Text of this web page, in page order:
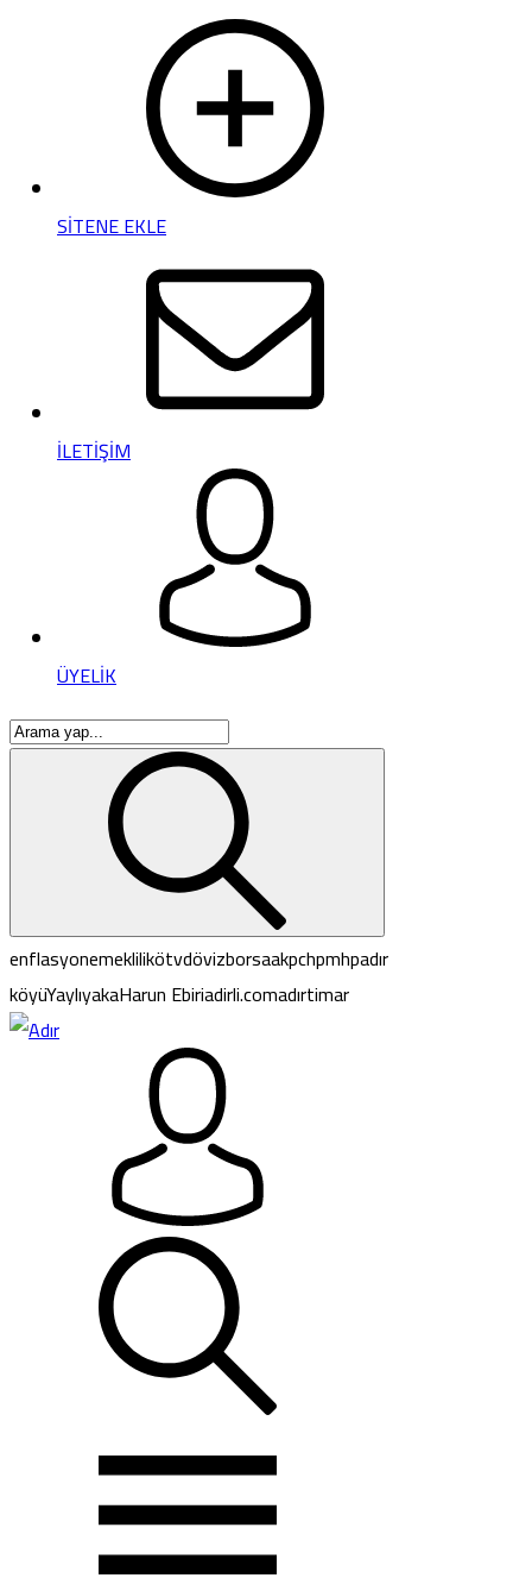
SİTENE EKLE
İLETİŞİM
ÜYELİK
enflasyonemeklilikötvdövizborsaakpchpmhpadır
köyüYaylıyakaHarun Ebiriadirli.comadırtimar